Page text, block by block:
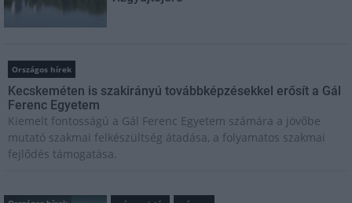
Országos hírek
Kecskeméten is szakirányú továbbképzésekkel erősít a Gál
Ferenc Egyetem
Kiemelt fontosságú a Gál Ferenc Egyetem számára a jövőbe
mutató szakmai felkészültség átadása, a folyamatos szakmai
fejlődés támogatása.